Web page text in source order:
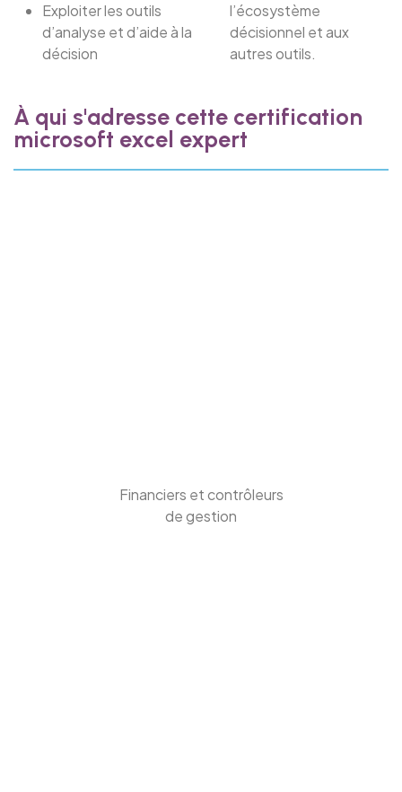
Exploiter les outils
d’analyse et d’aide à la
décision
l’écosystème
décisionnel et aux
autres outils.
À qui s'adresse cette certification
microsoft excel expert
Financiers et contrôleurs
de gestion